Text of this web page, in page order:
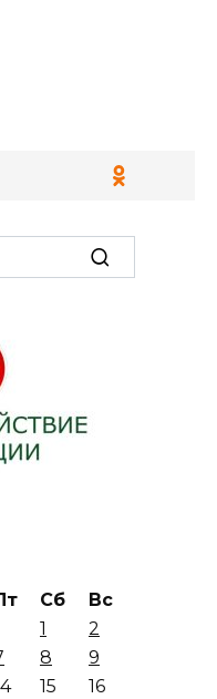
Сб
Вс
1
2
8
9
15
16